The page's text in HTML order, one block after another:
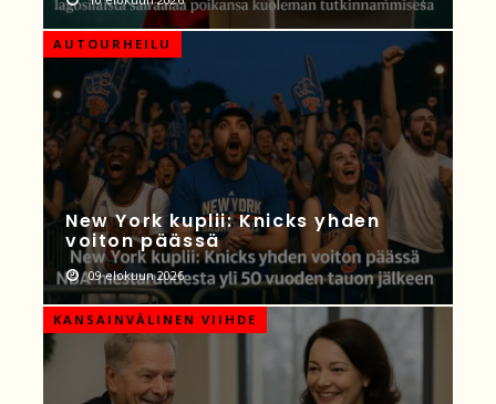
AUTOURHEILU
New York kuplii: Knicks yhden
voiton päässä
09 elokuun 2026
KANSAINVÄLINEN VIIHDE